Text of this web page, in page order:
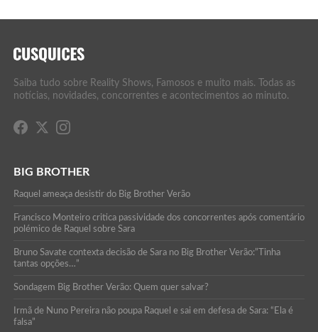
Saiba tudo sobre Reality Shows, Famosos e muito mais. Todas as
notícias, novidades, concorrentes e acontecimentos ao minuto.
BIG BROTHER
Raquel ameaça desistir do Big Brother Verão
Francisco Monteiro critica passividade dos concorrentes após comentário
polémico de Raquel sobre Sara
Bruno Savate contexta decisão de Sara no Big Brother Verão:”Tinha
tantas opções…”
Sondagem Big Brother Verão: Quem quer salvar?
Irmã de Nuno Pereira não poupa Raquel e sai em defesa de Sara: “Ela é
falsa”